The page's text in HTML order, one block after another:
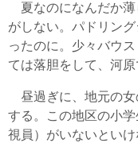
夏なのになんだか薄
がしない。パドリン
ったのに。少々バウ
ては落胆をして、河原
昼過ぎに、地元の女
する。この地区の小
視員）がいないとい